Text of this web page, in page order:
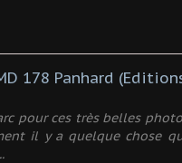
pour ces très belles
il y a quelque chose